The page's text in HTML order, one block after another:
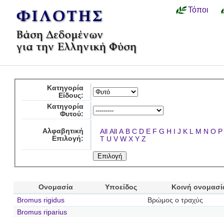
Τόποι
Κατηγορία
Είδους:
Κατηγορία
Φυτού:
Αλφαβητική
Επιλογή:
All All A B C D E F G H I J K L M N O P
T U V W X Y Z
Ονομασία Υποείδος
Κοινή
Bromus rigidus
Βρώμος ο τραχύς
Bromus riparius